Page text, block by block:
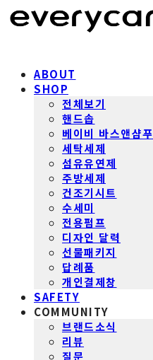
ABOUT
SHOP
전체보기
핸드솝
베이비 바스앤샴푸
세탁세제
섬유유연제
주방세제
건조기시트
수세미
전용펌프
디자인 달력
선물패키지
답례품
개인결제창
SAFETY
COMMUNITY
브랜드소식
리뷰
질문